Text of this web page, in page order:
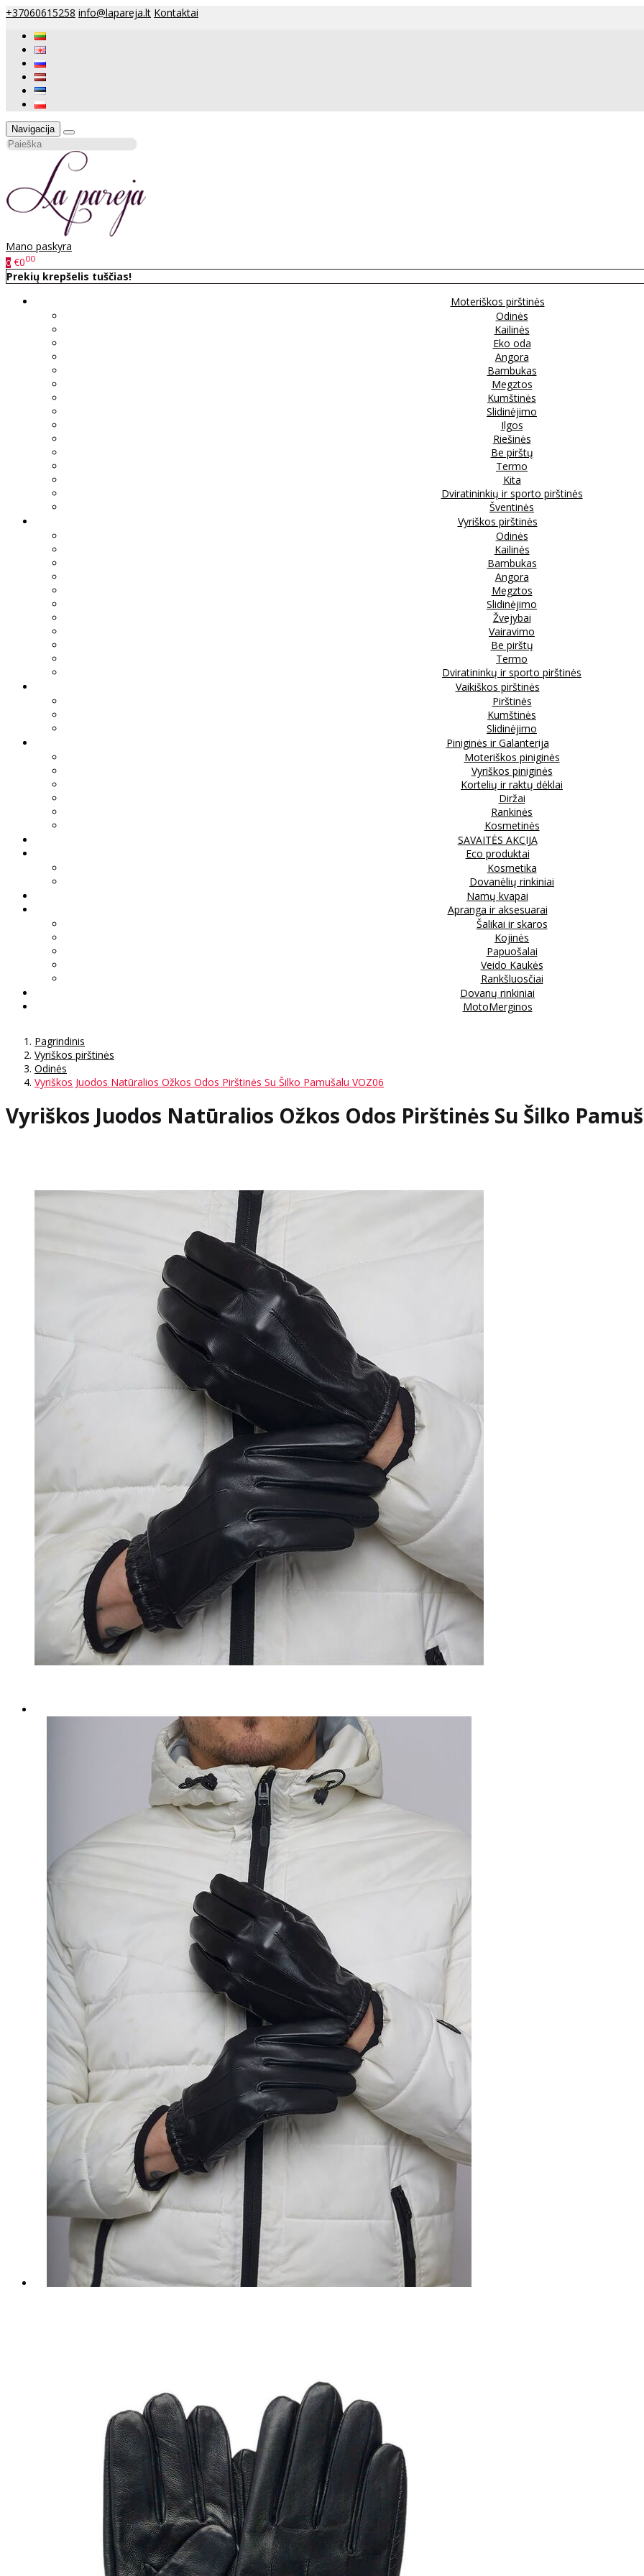
+37060615258 info@lapareja.lt Kontaktai
Navigacija
Mano paskyra
0 €000
Prekių krepšelis tuščias!
Moteriškos pirštinės
Odinės
Kailinės
Eko oda
Angora
Bambukas
Megztos
Kumštinės
Slidinėjimo
Ilgos
Riešinės
Be pirštų
Termo
Kita
Dviratininkių ir sporto pirštinės
Šventinės
Vyriškos pirštinės
Odinės
Kailinės
Bambukas
Angora
Megztos
Slidinėjimo
Žvejybai
Vairavimo
Be pirštų
Termo
Dviratininkų ir sporto pirštinės
Vaikiškos pirštinės
Pirštinės
Kumštinės
Slidinėjimo
Piniginės ir Galanterija
Moteriškos piniginės
Vyriškos piniginės
Kortelių ir raktų dėklai
Diržai
Rankinės
Kosmetinės
SAVAITĖS AKCIJA
Eco produktai
Kosmetika
Dovanėlių rinkiniai
Namų kvapai
Apranga ir aksesuarai
Šalikai ir skaros
Kojinės
Papuošalai
Veido Kaukės
Rankšluosčiai
Dovanų rinkiniai
MotoMerginos
Pagrindinis
Vyriškos pirštinės
Odinės
Vyriškos Juodos Natūralios Ožkos Odos Pirštinės Su Šilko Pamušalu VOZ06
Vyriškos Juodos Natūralios Ožkos Odos Pirštinės Su Šilko